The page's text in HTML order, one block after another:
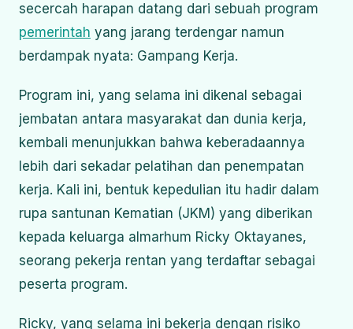
secercah harapan datang dari sebuah program
pemerintah yang jarang terdengar namun
berdampak nyata: Gampang Kerja.
Program ini, yang selama ini dikenal sebagai
jembatan antara masyarakat dan dunia kerja,
kembali menunjukkan bahwa keberadaannya
lebih dari sekadar pelatihan dan penempatan
kerja. Kali ini, bentuk kepedulian itu hadir dalam
rupa santunan Kematian (JKM) yang diberikan
kepada keluarga almarhum Ricky Oktayanes,
seorang pekerja rentan yang terdaftar sebagai
peserta program.
Ricky, yang selama ini bekerja dengan risiko